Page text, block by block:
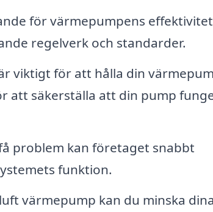
för värmepumpens
regelverk och standarder.
viktigt för att hålla din
att säkerställa att din pump
problem kan företaget snabbt
funktion.
värmepump kan du minska dina